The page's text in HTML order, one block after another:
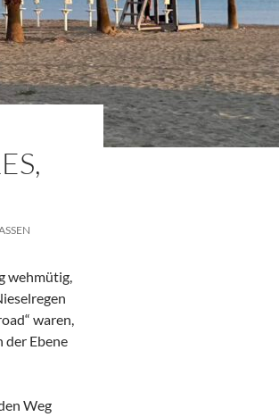
wehmütig,
waren,
der Ebene
Weg